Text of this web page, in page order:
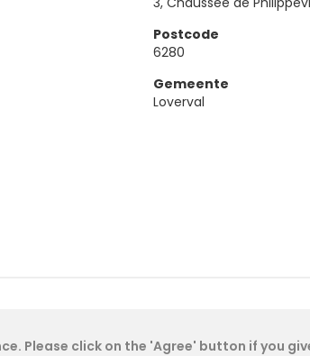
Postcode
6280
Gemeente
Loverval
Please click on the 'Agree' button if you